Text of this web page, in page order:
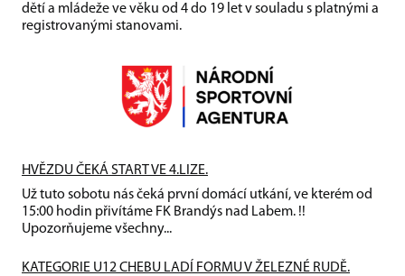
dětí a mládeže ve věku od 4 do 19 let v souladu s platnými a
registrovanými stanovami.
HVĚZDU ČEKÁ START VE 4.LIZE.
Už tuto sobotu nás čeká první domácí utkání, ve kterém od
15:00 hodin přivítáme FK Brandýs nad Labem. !!
Upozorňujeme všechny...
KATEGORIE U12 CHEBU LADÍ FORMU V ŽELEZNÉ RUDĚ.